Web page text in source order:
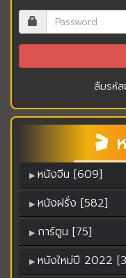
ลืมรหัส
🎬
หนังจีน [609]
หนังฝรั่ง [582]
การ์ตูน [75]
หนังใหม่ปี 2022